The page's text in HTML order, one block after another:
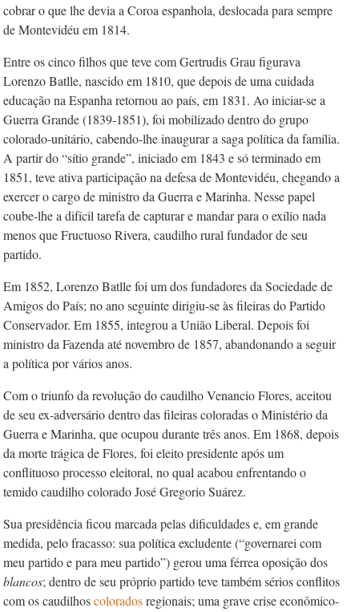
cobrar o que lhe devia a Coroa espanhola, deslocada para sempre
de Montevidéu em 1814.
Entre os cinco filhos que teve com Gertrudis Grau figurava
Lorenzo Batlle, nascido em 1810, que depois de uma cuidada
educação na Espanha retornou ao país, em 1831. Ao iniciar-se a
Guerra Grande (1839-1851), foi mobilizado dentro do grupo
colorado-unitário, cabendo-lhe inaugurar a saga política da família.
A partir do “sítio grande”, iniciado em 1843 e só terminado em
1851, teve ativa participação na defesa de Montevidéu, chegando a
exercer o cargo de ministro da Guerra e Marinha. Nesse papel
coube-lhe a difícil tarefa de capturar e mandar para o exílio nada
menos que Fructuoso Rivera, caudilho rural fundador de seu
partido.
Em 1852, Lorenzo Batlle foi um dos fundadores da Sociedade de
Amigos do País; no ano seguinte dirigiu-se às fileiras do Partido
Conservador. Em 1855, integrou a União Liberal. Depois foi
ministro da Fazenda até novembro de 1857, abandonando a seguir
a política por vários anos.
Com o triunfo da revolução do caudilho Venancio Flores, aceitou
de seu ex-adversário dentro das fileiras coloradas o Ministério da
Guerra e Marinha, que ocupou durante três anos. Em 1868, depois
da morte trágica de Flores, foi eleito presidente após um
conflituoso processo eleitoral, no qual acabou enfrentando o
temido caudilho colorado José Gregorio Suárez.
Sua presidência ficou marcada pelas dificuldades e, em grande
medida, pelo fracasso: sua política excludente (“governarei com
meu partido e para meu partido”) gerou uma férrea oposição dos
blancos; dentro de seu próprio partido teve também sérios conflitos
com os caudilhoscoloradosregionais; uma grave crise econômico-